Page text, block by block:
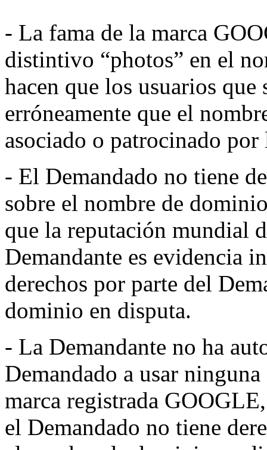
- La fama de la marca
distintivo “photos” en el
hacen que los usuarios que
erróneamente que el
asociado o patrocinado por
- El Demandado no tiene
sobre el nombre de
que la reputación mundial
Demandante es evidencia
derechos por parte del
dominio en disputa.
- La Demandante no ha
Demandado a usar
marca registrada
el Demandado no tiene